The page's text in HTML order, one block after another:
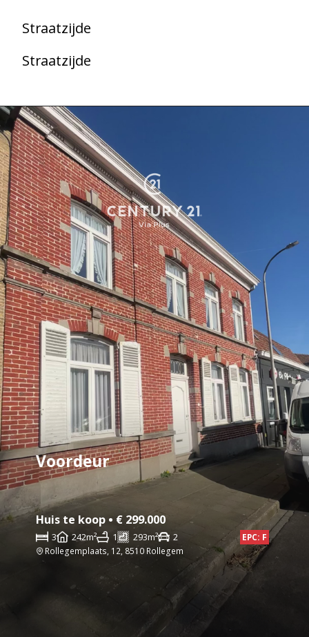
Straatzijde
Straatzijde
Voordeur
Huis te koop • € 299.000
3 242m² 1 293m² 2
EPC: F
Rollegemplaats, 12, 8510 Rollegem